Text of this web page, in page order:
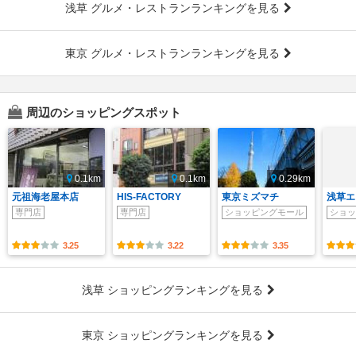
浅草 グルメ・レストランランキングを見る
東京 グルメ・レストランランキングを見る
周辺のショッピングスポット
0.1km
元祖海老屋本店
専門店
3.25
0.1km
HIS-FACTORY
専門店
3.22
0.29km
東京ミズマチ
ショッピングモール
3.35
浅草
ショ
浅草 ショッピングランキングを見る
東京 ショッピングランキングを見る